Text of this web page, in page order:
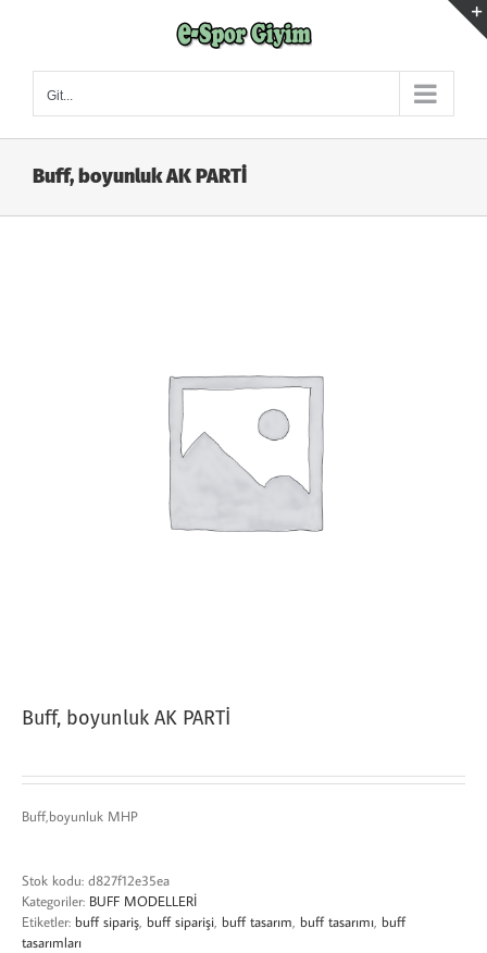
Git...
Buff, boyunluk AK PARTİ
Buff, boyunluk AK PARTİ
Buff,boyunluk MHP
Stok kodu: d827f12e35ea
Kategoriler: BUFF MODELLERİ
Etiketler: buff sipariş buff siparişi buff tasarım buff tasarımı buff
tasarımları